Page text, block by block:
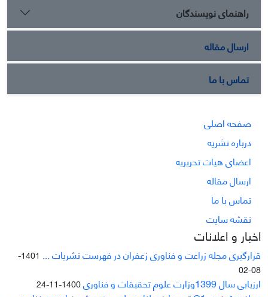
راهنمای نویسندگان
ارسال مقاله
تماس با ما
صفحه اصلی
درباره نشریه
اعضای هیات تحریریه
ارسال مقاله
تماس با ما
نقشه سایت
اخبار و اعلانات
قرارگیری مجله زراعت و فناوری زعفران در فهرست نشریات ...
1401-
08-02
ارزیابی سال 1399وزارت علوم تحقیقات و فناوری 1400-11-24